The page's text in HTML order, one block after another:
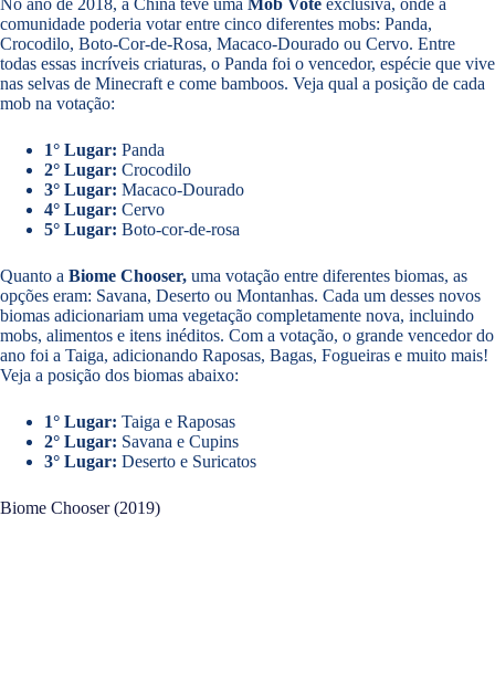
No ano de 2018, a China teve uma Mob Vote exclusiva, onde a
comunidade poderia votar entre cinco diferentes mobs: Panda,
Crocodilo, Boto-Cor-de-Rosa, Macaco-Dourado ou Cervo. Entre
todas essas incríveis criaturas, o Panda foi o vencedor, espécie que vive
nas selvas de Minecraft e come bamboos. Veja qual a posição de cada
mob na votação:
1° Lugar: Panda
2° Lugar: Crocodilo
3° Lugar: Macaco-Dourado
4° Lugar: Cervo
5° Lugar: Boto-cor-de-rosa
Quanto a Biome Chooser, uma votação entre diferentes biomas, as
opções eram: Savana, Deserto ou Montanhas. Cada um desses novos
biomas adicionariam uma vegetação completamente nova, incluindo
mobs, alimentos e itens inéditos. Com a votação, o grande vencedor do
ano foi a Taiga, adicionando Raposas, Bagas, Fogueiras e muito mais!
Veja a posição dos biomas abaixo:
1° Lugar: Taiga e Raposas
2° Lugar: Savana e Cupins
3° Lugar: Deserto e Suricatos
Biome Chooser (2019)